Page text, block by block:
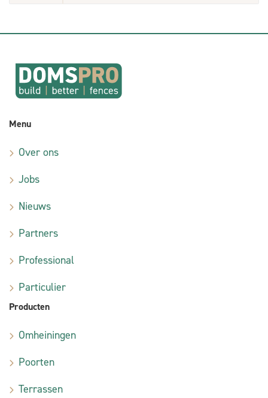
Menu
Over ons
Jobs
Nieuws
Partners
Professional
Particulier
Producten
Omheiningen
Poorten
Terrassen